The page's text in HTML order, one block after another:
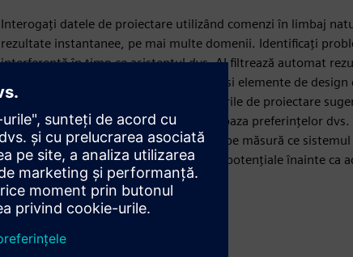
Interogați datele de proiectare utilizând comenzi în limbaj
rezultate instantanee, pe mai multe domenii. Identificați
interferență în timp ce asistentul dvs. AI filtrează automat
Folosiți căutarea inteligentă pentru a găsi elemente de
proiect. Aprobați sau modificați clasificările de proiectare
clic și primiți recomandări proactive pe baza preferințelor
eficient în proiectele complexe de IC 3D pe măsură ce
dvs. și evidențiază automat problemele potențiale înainte ca
probleme.